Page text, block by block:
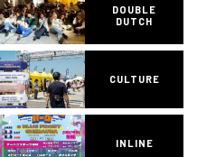
DOUBLE
DUTCH
CULTURE
INLINE